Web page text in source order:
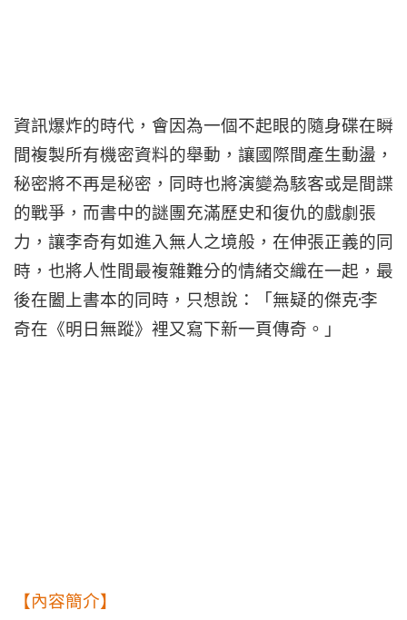
資訊爆炸的時代，會因為一個不起眼的隨身碟在瞬
間複製所有機密資料的舉動，讓國際間產生動盪，
秘密將不再是秘密，同時也將演變為駭客或是間諜
的戰爭，而書中的謎團充滿歷史和復仇的戲劇張
力，讓李奇有如進入無人之境般，在伸張正義的同
時，也將人性間最複雜難分的情緒交織在一起，最
後在闔上書本的同時，只想說：「無疑的傑克·李
奇在《明日無蹤》裡又寫下新一頁傳奇。」
【內容簡介】